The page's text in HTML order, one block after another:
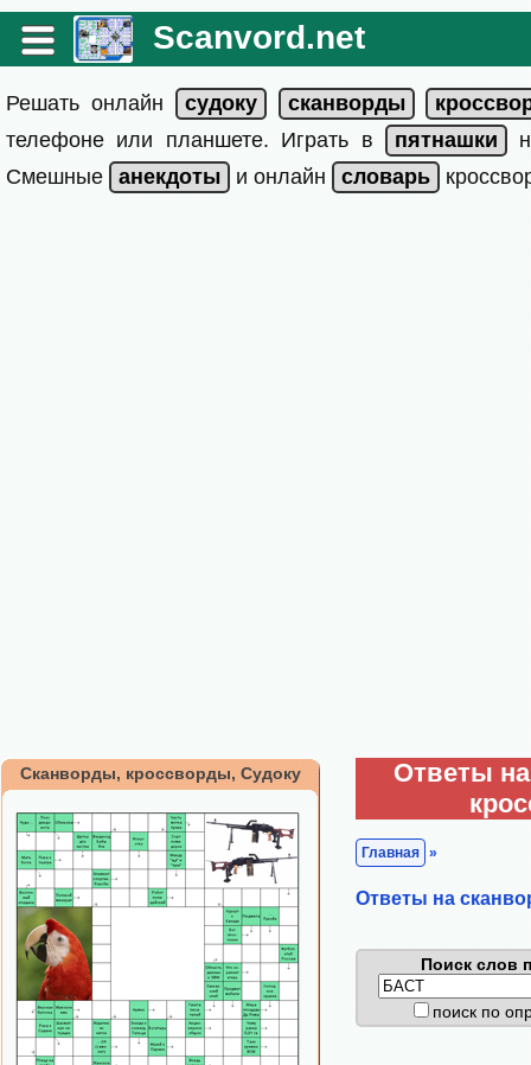
Scanvord.net
Решать онлайн
телефоне или планшете. Играть в
Смешные
и онлайн
Сканворды, кроссворды, Судоку
Ответы
Главная »
Ответы на
Поиск слов
поиск по